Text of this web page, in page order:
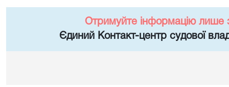
Отримуйте інформацію лише
Єдиний Контакт-центр судової